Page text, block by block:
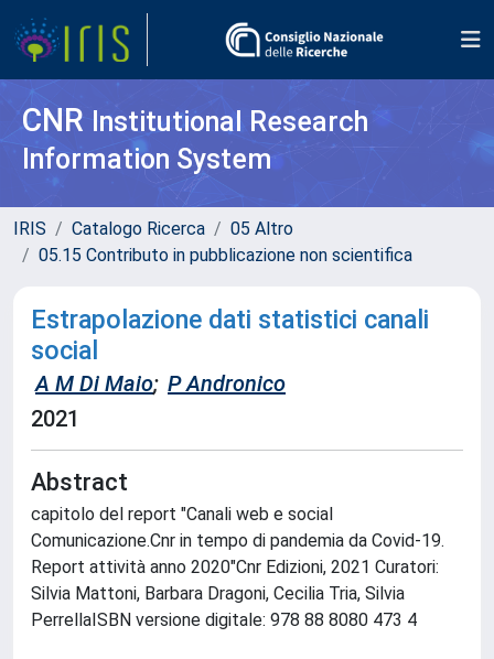
CNR Institutional Research
Information System
IRIS Catalogo Ricerca
05 Altro
05.15 Contributo in pubblicazione non scientifica
Estrapolazione dati statistici canali
social
A M Di Maio; P Andronico
2021
Abstract
capitolo del report "Canali web e social
Comunicazione.Cnr in tempo di pandemia da Covid-19.
Report attività anno 2020"Cnr Edizioni, 2021 Curatori:
Silvia Mattoni, Barbara Dragoni, Cecilia Tria, Silvia
PerrellaISBN versione digitale: 978 88 8080 473 4